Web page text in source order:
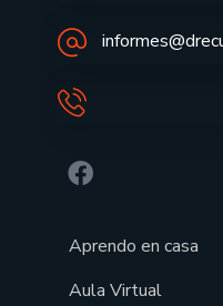
Aprendo en casa
Aula Virtual